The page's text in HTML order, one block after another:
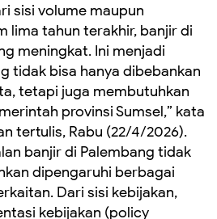
sisi volume maupun
lima tahun terakhir, banjir di
meningkat. Ini menjadi
tidak bisa hanya dibebankan
tetapi juga membutuhkan
provinsi Sumsel,” kata
tertulis, Rabu (22/4/2026).
banjir di Palembang tidak
dipengaruhi berbagai
Dari sisi kebijakan,
kebijakan (policy